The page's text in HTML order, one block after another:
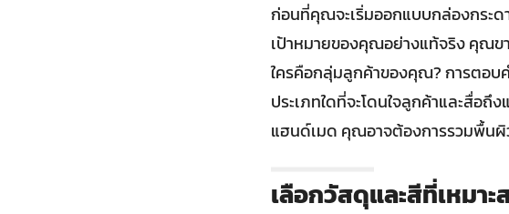
ก่อนที่คุณจะเริ่มออกแบบกล่องกระด
เป้าหมายของคุณอย่างแท้จริง คุณข
ใครคือกลุ่มลูกค้าของคุณ? การตอบ
ประเภทใดที่จะโดนใจลูกค้าและสื่
แฮนด์เมด คุณอาจต้องการรวมพื้นผิ
เลือกวัสดุและสีที่เหมาะ